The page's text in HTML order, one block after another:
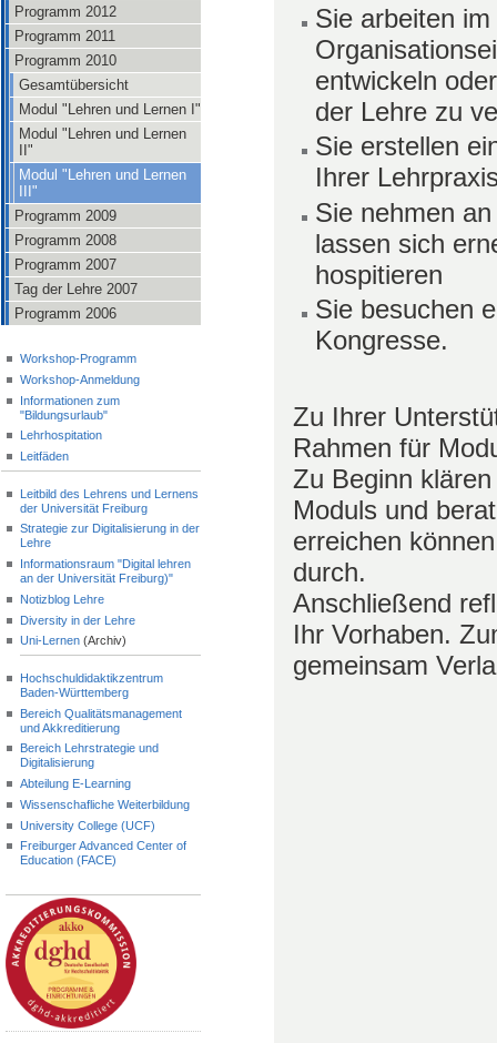
Programm 2012
Programm 2011
Programm 2010
Gesamtübersicht
Modul "Lehren und Lernen I"
Modul "Lehren und Lernen
II"
Modul "Lehren und Lernen
III"
Programm 2009
Programm 2008
Programm 2007
Tag der Lehre 2007
Programm 2006
Workshop-Programm
Workshop-Anmeldung
Informationen zum
"Bildungsurlaub"
Lehrhospitation
Leitfäden
Leitbild des Lehrens und Lernens
der Universität Freiburg
Strategie zur Digitalisierung in der
Lehre
Informationsraum "Digital lehren
an der Universität Freiburg)"
Notizblog Lehre
Diversity in der Lehre
Uni-Lernen(Archiv)
Hochschuldidaktikzentrum
Baden-Württemberg
Bereich Qualitätsmanagement
und Akkreditierung
Bereich Lehrstrategie und
Digitalisierung
Abteilung E-Learning
Wissenschafliche Weiterbildung
University College (UCF)
Freiburger Advanced Center of
Education (FACE)
Sie arbeiten
entwickeln
der Lehre zu
Sie erstellen
Ihrer
Sie nehmen
lassen sich
hospitieren
Sie besuchen
Kongresse.
Zu Ihrer
Rahmen für
Zu Beginn
Moduls und
erreichen
durch.
Anschließend
Ihr Vorhaben.
gemeinsam